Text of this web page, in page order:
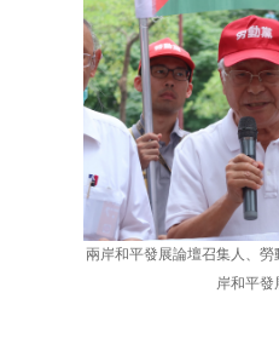
兩岸和平發展論壇召集人、
岸和平發